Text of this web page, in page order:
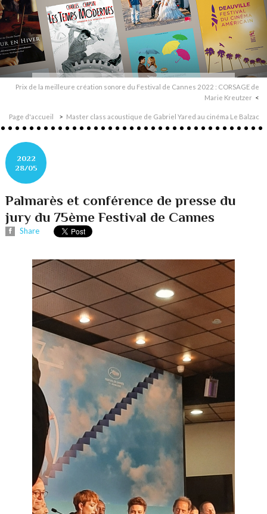
Prix de la meilleure création sonore du Festival de Cannes 2022 : CORSAGE de
Marie Kreutzer
Page d'accueil Master class acoustique de Gabriel Yared au cinéma Le Balzac
2022
28/05
Palmarès et conférence de presse du
jury du 75ème Festival de Cannes
Share